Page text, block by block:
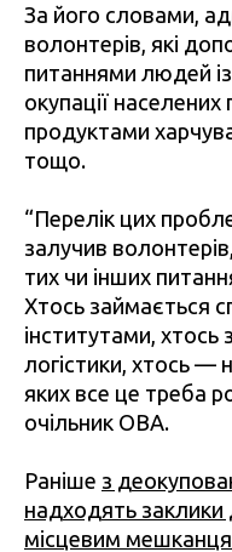
За його словами,
волонтерів, які
питаннями людей із
окупації населених
продуктами
тощо.
“Перелік цих
залучив
тих чи інших
Хтось займається
інститутами,
логістики, хтось —
яких все це треба
очільник ОВА.
Раніше з
надходять
місцевим